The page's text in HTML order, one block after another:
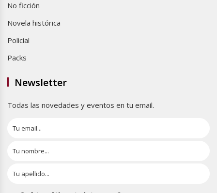
No ficción
Novela histórica
Policial
Packs
Newsletter
Todas las novedades y eventos en tu email.